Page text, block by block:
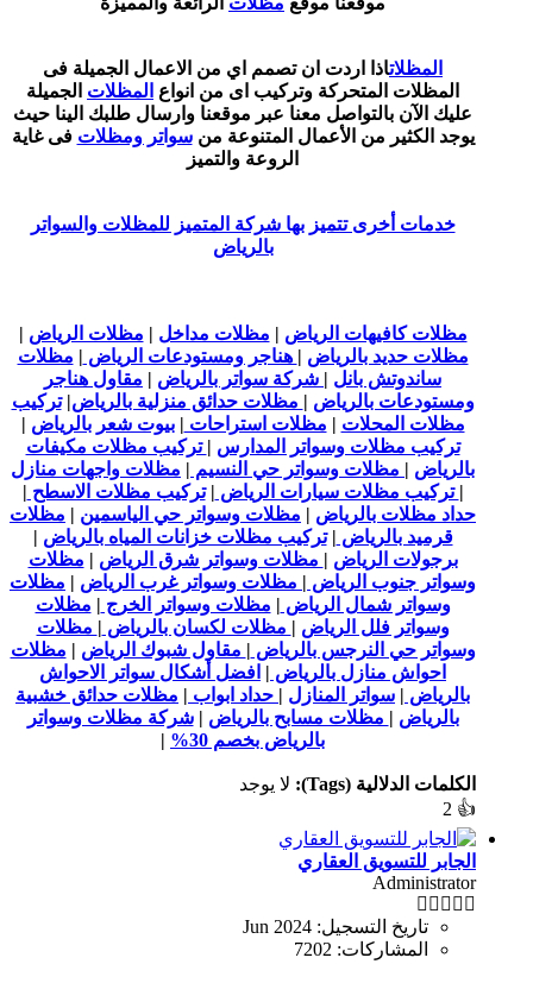
المظلاتاذا اردت ان تصمم اي من الاعمال الجميلة فى
المظلات المتحركة وتركيب اى من انواع المظلات الجميلة
عليك الآن بالتواصل معنا عبر موقعنا وارسال طلبك الينا حيث
يوجد الكثير من الأعمال المتنوعة منسواتر ومظلات فى غاية
الروعة والتميز
خدمات أخرى تتميز بها شركة المتميز للمظلات والسواتر
بالرياض
مظلات كافيهات الرياض | مظلات مداخل | مظلات الرياض |
مظلات حديد بالرياض | هناجر ومستودعات الرياض | مظلات
ساندوتش بانل | شركة سواتر بالرياض | مقاول هناجر
ومستودعات بالرياض | مظلات حدائق منزلية بالرياض|تركيب
مظلات المحلات | مظلات استراحات |بيوت شعر بالرياض |
تركيب مظلات وسواتر المدارس | تركيب مظلات مكيفات
بالرياض | مظلات وسواتر حي النسيم | مظلات واجهات منازل
| تركيب مظلات سيارات الرياض |تركيب مظلات الاسطح |
حداد مظلات بالرياض | مظلات وسواتر حي الياسمين | مظلات
قرميد بالرياض |تركيب مظلات خزانات المياه بالرياض |
برجولات الرياض | مظلات وسواتر شرق الرياض | مظلات
وسواتر جنوب الرياض | مظلات وسواتر غرب الرياض | مظلات
وسواتر شمال الرياض | مظلات وسواتر الخرج | مظلات
وسواتر فلل الرياض | مظلات لكسان بالرياض | مظلات
وسواتر حي النرجس بالرياض | مقاول شبوك الرياض | مظلات
احواش منازل بالرياض | افضل أشكال سواتر الاحواش
بالرياض | سواتر المنازل | حداد ابواب | مظلات حدائق خشبية
بالرياض | مظلات مسابح بالرياض |شركة مظلات وسواتر
بالرياض بخصم 30%
|
الكلمات الدلالية (Tags):
لا يوجد
👍
2
الجابر للتسويق العقاري
Administrator
تاريخ التسجيل: Jun 2024
المشاركات: 7202